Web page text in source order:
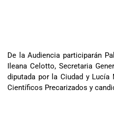
De la Audiencia participarán
Ileana Celotto, Secretaria
diputada por la Ciudad y Lucía
Científicos Precarizados y